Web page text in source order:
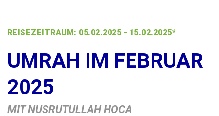
REISEZEITRAUM: 05.02.2025 - 15.02.2025*
UMRAH IM FEBRUAR
2025
MIT NUSRUTULLAH HOCA